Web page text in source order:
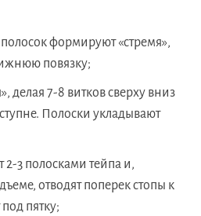
формируют «стремя»,
повязку;
делая 7-8 витков сверху вниз
Полоски укладывают
2-3 полосками тейпа и,
отводят поперек стопы к
пятку;